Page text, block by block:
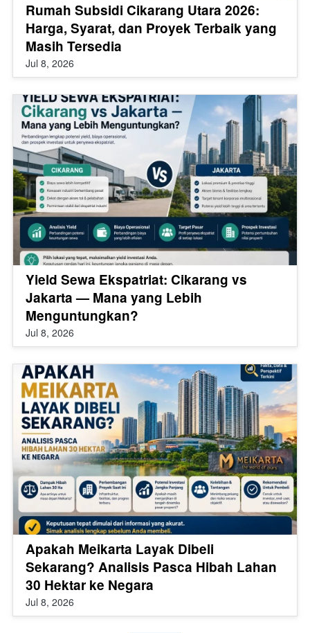
Rumah Subsidi Cikarang Utara 2026:
Harga, Syarat, dan Proyek Terbaik yang
Masih Tersedia
Jul 8, 2026
Yield Sewa Ekspatriat: Cikarang vs
Jakarta — Mana yang Lebih
Menguntungkan?
Jul 8, 2026
Apakah Meikarta Layak Dibeli
Sekarang? Analisis Pasca Hibah Lahan
30 Hektar ke Negara
Jul 8, 2026